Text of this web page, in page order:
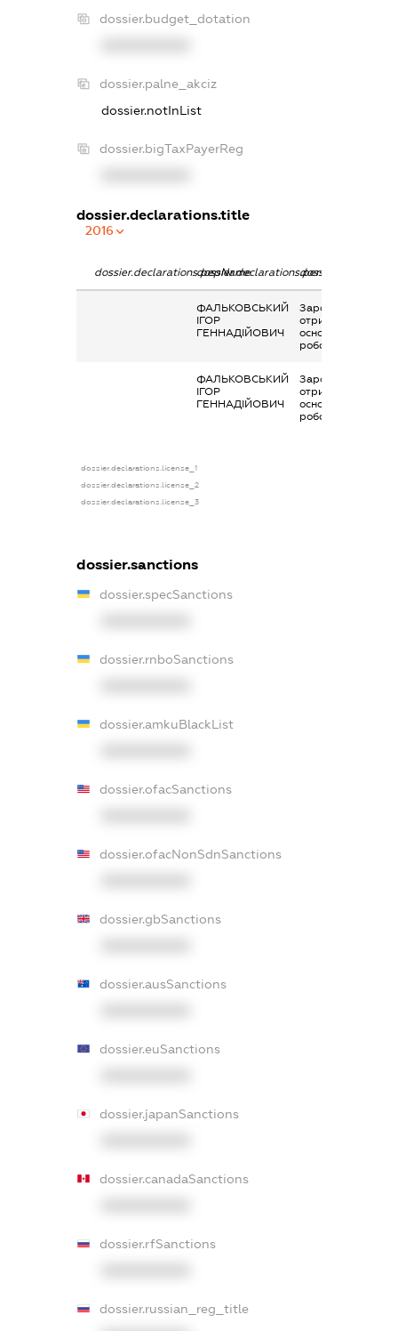
dossier.budget_dotation
dossier.palne_akciz
dossier.notInList
dossier.bigTaxPayerReg
dossier.declarations.title
2016
dossier.declarations.pepNamedossier.declarations.personName
ФАЛЬКОВСЬКИЙ
ІГОР
ГЕННАДІЙОВИЧ
Заробітна плата
отримана за
основним місцем
роботи
ФАЛЬКОВСЬКИЙ
ІГОР
ГЕННАДІЙОВИЧ
Заробітна плата
отримана за
основним місцем
роботи
dossier.declarations.license_1
dossier.declarations.license_2
dossier.declarations.license_3
dossier.sanctions
dossier.specSanctions
dossier.rnboSanctions
dossier.amkuBlackList
dossier.ofacSanctions
dossier.ofacNonSdnSanctions
dossier.gbSanctions
dossier.ausSanctions
dossier.euSanctions
dossier.japanSanctions
dossier.canadaSanctions
dossier.rfSanctions
dossier.russian_reg_title